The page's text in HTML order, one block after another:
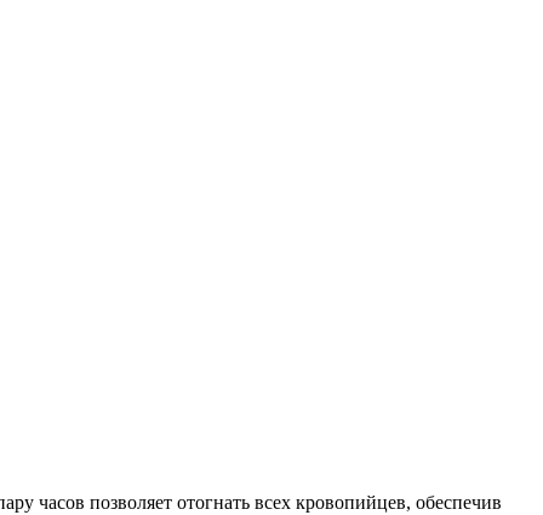
часов позволяет отогнать всех кровопийцев, обеспечив